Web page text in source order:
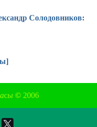
Солодовников:
]
асы © 2006